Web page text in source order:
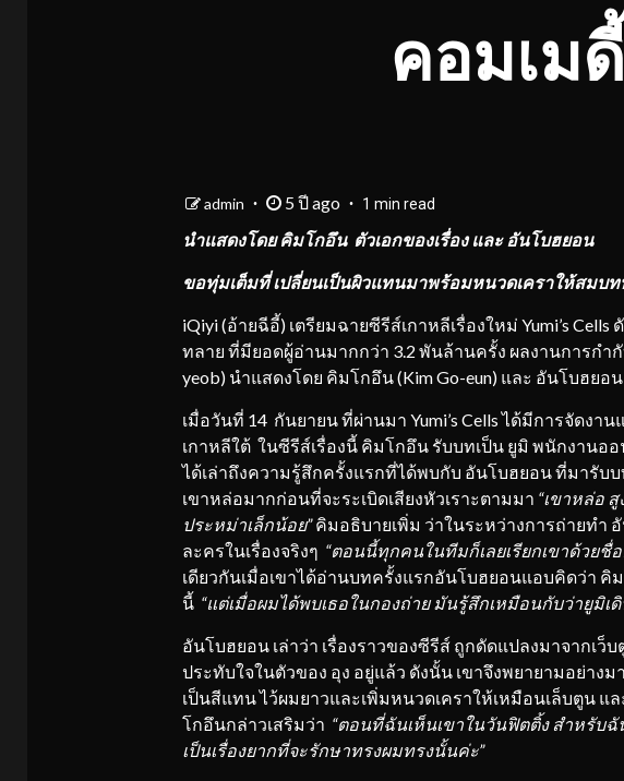
คอมเม
admin 5 ปี ago 1 min read
นำแสดงโดย คิมโกอึน ตัวเอกของเรื่อง และ อันโบฮยอน
ขอทุ่มเต็มที่ เปลี่ยนเป็นผิวแทนมาพร้อมหนวดเคราให้สมบท
iQiyi (อ้ายฉีอี้) เตรียมฉายซีรีส์เกาหลีเรื่องใหม่ Yumi’s
ทลาย ที่มียอดผู้อ่านมากกว่า 3.2 พันล้านครั้ง ผลงานการกำกั
yeob) นำแสดงโดย คิมโกอึน (Kim Go-eun) และ อันโบฮยอน
เมื่อวันที่ 14 กันยายน ที่ผ่านมา Yumi’s Cells ได้มีการจัดงา
เกาหลีใต้ ในซีรีส์เรื่องนี้ คิมโกอึน รับบทเป็น ยูมิ พนักงานอ
ได้เล่าถึงความรู้สึกครั้งแรกที่ได้พบกับ อันโบฮยอน ที่มารับ
เขาหล่อมากก่อนที่จะระเบิดเสียงหัวเราะตามมา “เขาหล่อ
ประหม่าเล็กน้อย”คิมอธิบายเพิ่ม ว่าในระหว่างการถ่ายทำ
ละครในเรื่องจริงๆ “ตอนนี้ทุกคนในทีมก็เลยเรียกเขาด้วยชื่
เดียวกันเมื่อเขาได้อ่านบทครั้งแรกอันโบฮยอนแอบคิดว่า คิ
นี้ “แต่เมื่อผมได้พบเธอในกองถ่าย มันรู้สึกเหมือนกับว่ายูมิเดิ
อันโบฮยอน เล่าว่า เรื่องราวของซีรีส์ ถูกดัดแปลงมาจากเ
ประทับใจในตัวของ อุง อยู่แล้ว ดังนั้น เขาจึงพยายามอย่าง
เป็นสีแทน ไว้ผมยาวและเพิ่มหนวดเคราให้เหมือนเล็บตูน แ
โกอึนกล่าวเสริมว่า “ตอนที่ฉันเห็นเขาในวันฟิตติ้ง สำหรับ
เป็นเรื่องยากที่จะรักษาทรงผมทรงนั้นค่ะ”